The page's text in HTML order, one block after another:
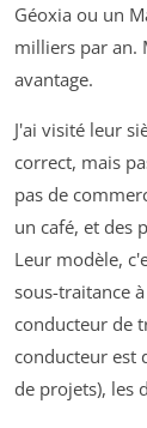
Géoxia ou un
milliers par an.
avantage.
J'ai visité leur
correct, mais
pas de
un café, et des
Leur modèle,
sous-traitance
conducteur de
conducteur est
de projets), les